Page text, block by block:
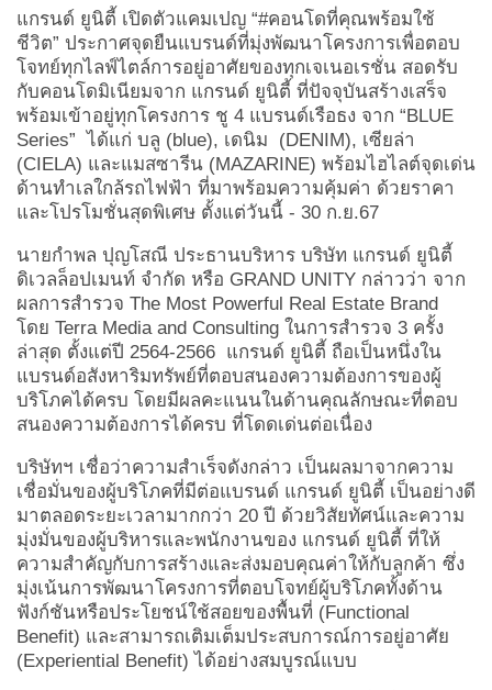
แกรนด์ ยูนิตี้ เปิดตัวแคมเปญ “#คอนโดที่คุณพร้อมใช้
ชีวิต” ประกาศจุดยืนแบรนด์ที่มุ่งพัฒนาโครงการเพื่อตอบ
โจทย์ทุกไลฟ์ไตล์การอยู่อาศัยของทุกเจเนอเรชั่น สอดรับ
กับคอนโดมิเนียมจาก แกรนด์ ยูนิตี้ ที่ปัจจุบันสร้างเสร็จ
พร้อมเข้าอยู่ทุกโครงการ ชู 4 แบรนด์เรือธง จาก “BLUE
Series”ได้แก่ บลู (blue), เดนิม (DENIM), เซียล่า
(CIELA) และแมสซารีน (MAZARINE) พร้อมไฮไลต์จุดเด่น
ด้านทำเลใกล้รถไฟฟ้า ที่มาพร้อมความคุ้มค่า ด้วยราคา
และโปรโมชั่นสุดพิเศษ ตั้งแต่วันนี้ - 30 ก.ย.67
นายกำพล ปุญโสณี ประธานบริหาร บริษัท แกรนด์ ยูนิตี้
ดิเวลล็อปเมนท์ จำกัด หรือ GRAND UNITY กล่าวว่า จาก
ผลการสำรวจ The Most Powerful Real Estate Brand
โดย Terra Media and Consulting ในการสำรวจ 3 ครั้ง
ล่าสุด ตั้งแต่ปี 2564-2566 แกรนด์ ยูนิตี้ ถือเป็นหนึ่งใน
แบรนด์อสังหาริมทรัพย์ที่ตอบสนองความต้องการของผู้
บริโภคได้ครบ โดยมีผลคะแนนในด้านคุณลักษณะที่ตอบ
สนองความต้องการได้ครบ ที่โดดเด่นต่อเนื่อง
บริษัทฯ เชื่อว่าความสำเร็จดังกล่าว เป็นผลมาจากความ
เชื่อมั่นของผู้บริโภคที่มีต่อแบรนด์ แกรนด์ ยูนิตี้ เป็นอย่างดี
มาตลอดระยะเวลามากกว่า 20 ปี ด้วยวิสัยทัศน์และความ
มุ่งมั่นของผู้บริหารและพนักงานของ แกรนด์ ยูนิตี้ ที่ให้
ความสำคัญกับการสร้างและส่งมอบคุณค่าให้กับลูกค้า ซึ่ง
มุ่งเน้นการพัฒนาโครงการที่ตอบโจทย์ผู้บริโภคทั้งด้าน
ฟังก์ชันหรือประโยชน์ใช้สอยของพื้นที่ (Functional
Benefit) และสามารถเติมเต็มประสบการณ์การอยู่อาศัย
(Experiential Benefit) ได้อย่างสมบูรณ์แบบ